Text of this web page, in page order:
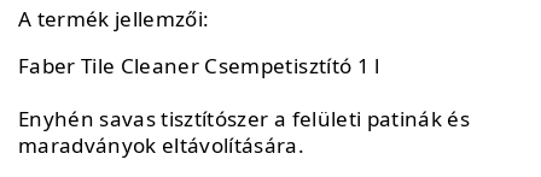
A termék jellemzői:
Faber Tile Cleaner Csempetisztító 1 l
Enyhén savas tisztítószer a felületi patinák és
maradványok eltávolítására.